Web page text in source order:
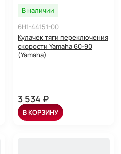
В наличии
6H1-44151-00
Кулачек тяги переключения
скорости Yamaha 60-90
(Yamaha)
3 534 ₽
В КОРЗИНУ